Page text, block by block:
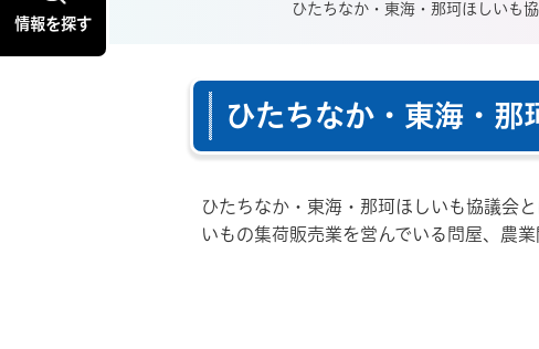
情報を探す
ひたちなか・東海・那珂ほしいも
ひたちなか・東海・那
ひたちなか・東海・那珂ほしいも協議会
いもの集荷販売業を営んでいる問屋、農